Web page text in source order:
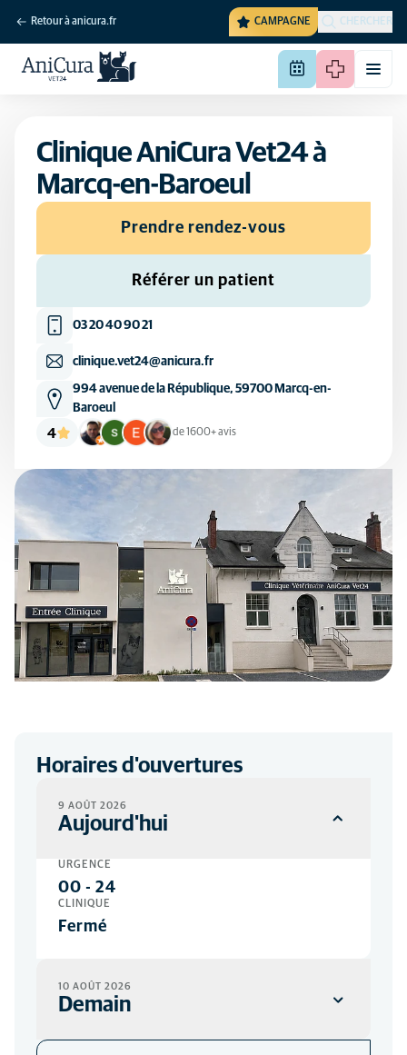
Retour à anicura.fr CAMPAGNE CHERCHER
Clinique AniCura Vet24 à
Marcq-en-Baroeul
Prendre rendez-vous
Référer un patient
03 20 40 90 21
clinique.vet24@anicura.fr
994 avenue de la République, 59700 Marcq-en-
Baroeul
4 de 1600+ avis
Horaires d'ouvertures
9 AOÛT 2026
Aujourd'hui
URGENCE
00 - 24
CLINIQUE
Fermé
10 AOÛT 2026
Demain